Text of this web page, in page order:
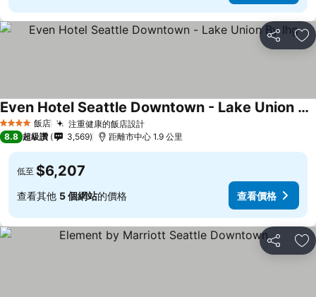
分享 加
4 星級 飯店 注重健康的飯店設計
Even Hotel Seattle Downtown - Lake Union By Ihg
8.8 超級讚 3,569 距離市中心 1.9 公里
低至 $6,207
查看其他 5 個網站的價格 查看價格
分享 加